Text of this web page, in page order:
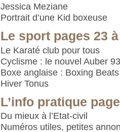
Jessica Meziane
Portrait d’une Kid boxeuse
Le sport pages 23
Le Karaté club pour tous
Cyclisme : le nouvel Auber
Boxe anglaise : Boxing
Hiver Tonus
L’info pratique
Du mieux à l’Etat-civil
Numéros utiles, petites